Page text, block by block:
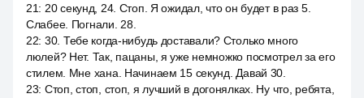
21: 20 секунд, 24. Стоп. Я ожидал, что он будет в раз 5.
Слабее. Погнали. 28.
22: 30. Тебе когда-нибудь доставали? Столько много
люлей? Нет. Так, пацаны, я уже немножко посмотрел за его
стилем. Мне хана. Начинаем 15 секунд. Давай 30.
23: Стоп, стоп, стоп, я лучший в догонялках. Ну что, ребята,